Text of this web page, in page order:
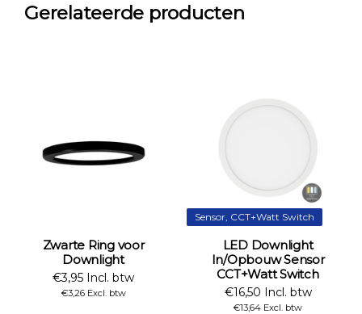
Gerelateerde producten
Zwarte Ring voor
Downlight
€3,95 Incl. btw
€3,26 Excl. btw
Sensor, CCT+Watt Switch
LED Downlight
In/Opbouw Sensor
CCT+Watt Switch
€16,50 Incl. btw
€13,64 Excl. btw